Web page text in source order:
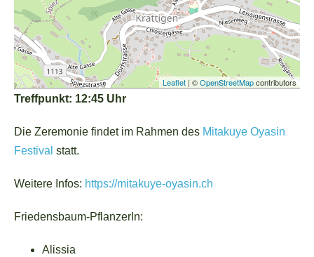
Leaflet | ©OpenStreetMapcontributors
Treffpunkt: 12:45 Uhr
Die Zeremonie findet im Rahmen des Mitakuye Oyasin
Festival statt.
Weitere Infos: https://mitakuye-oyasin.ch
Friedensbaum-PflanzerIn:
Alissia